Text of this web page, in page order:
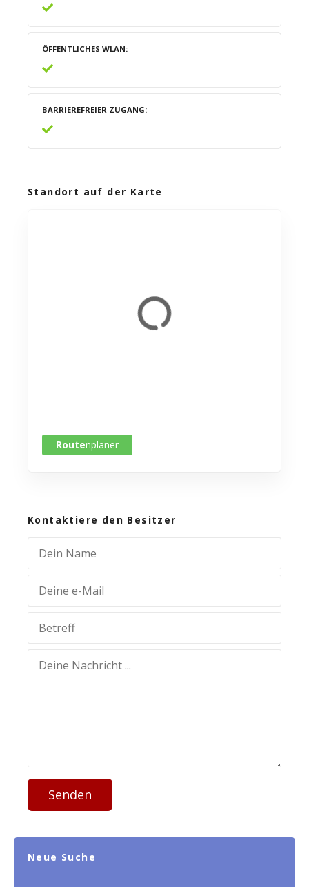
ÖFFENTLICHES WLAN
BARRIEREFREIER ZUGANG
Standort auf der Karte
Routenplaner
Kontaktiere den Besitzer
Senden
Neue Suche